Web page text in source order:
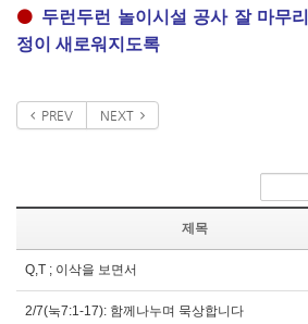
⚫ 두런두런 놀이시설 공사 잘 마무
정이 새로워지도록
PREV NEXT
제목
Q,T ; 이삭을 보면서
2/7(눅7:1-17): 함께나누며 묵상합니다